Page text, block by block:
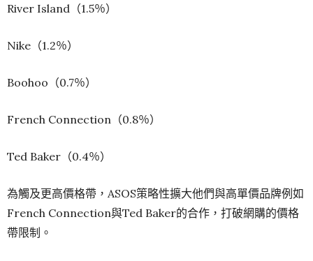
River Island（1.5％）
Nike（1.2％）
Boohoo（0.7％）
French Connection（0.8％）
Ted Baker（0.4％）
為觸及更高價格帶，ASOS策略性擴大他們與高單價品牌例如
French Connection與Ted Baker的合作，打破網購的價格
帶限制。